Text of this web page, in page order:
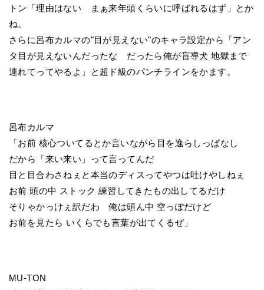
トン「理由はない まぁ来年頭くらいに呼ばれるはず」とか
ね。
さらに呂布カルマの"目が見えない"のキャラ設定から「アン
タ目が見えないんだったな だったら俺が盲導犬 地獄まで
連れてってやるよ」と超ド級のパンチラインをかます。
呂布カルマ
「お前 核心ついてるとか言いながら目を逸らしっぱなし
だから「来い来い」って言ってんだ
目と目合わさねぇと本当のディスってやつは吐けやしねぇ
お前 頭の中 ストック 練習してきたもの出してるだけ
そりゃかっけぇ訳だわ 俺は頭ん中 空っぽだけど
お前を見たら いくらでも言葉が出てくるぜ」
MU-TON